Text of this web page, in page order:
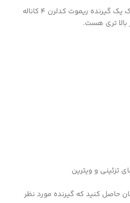
ریموت 4 کانال کدلرن با فرکانس کاری 315 مگاهرتز که دارای باتری بوده و آماده به کار است، بدین وسیله به راحتی می توانید با کمک یک گیرنده ریموت کدلرن 4 کاناله
بالا تری هست.
تزئینی و ویترین
حاصل کنید که گیرنده مورد نظر